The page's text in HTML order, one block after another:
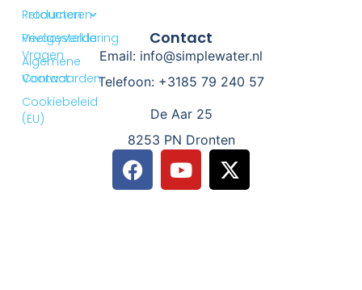
Retourneren
Privacyverklaring
Algemene
Voorwaarden
Cookiebeleid
(EU)
Producten
Veelgestelde
Vragen
Contact
Contact
Email: info@simplewater.nl
Telefoon: +3185 79 240 57
De Aar 25
8253 PN Dronten